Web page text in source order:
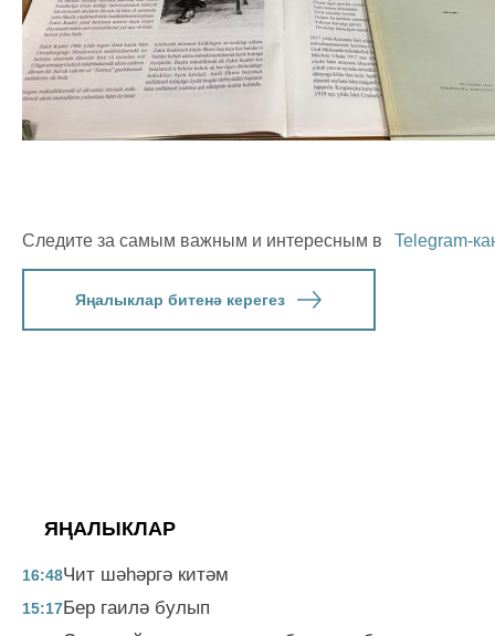
Следите за самым важным и интересным в Telegram-
Яңалыклар битенә керегез
ЯҢАЛЫКЛАР
16:48Чит шәһәргә китәм
15:17Бер гаилә булып